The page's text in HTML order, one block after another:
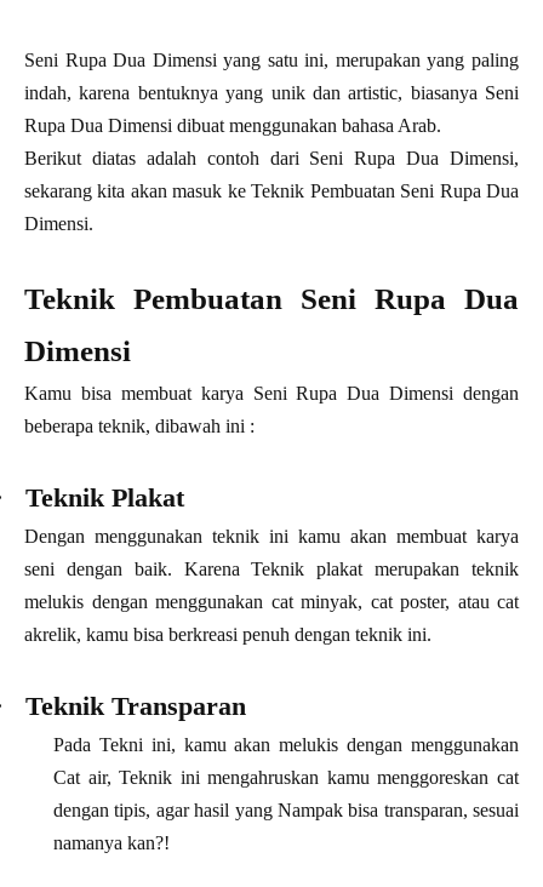
Seni Rupa Dua Dimensi yang satu ini, merupakan yang paling
indah, karena bentuknya yang unik dan artistic, biasanya Seni
Rupa Dua Dimensi dibuat menggunakan bahasa Arab.
Berikut diatas adalah contoh dari Seni Rupa Dua Dimensi,
sekarang kita akan masuk ke Teknik Pembuatan Seni Rupa Dua
Dimensi.
Teknik Pembuatan Seni Rupa Dua
Dimensi
Kamu bisa membuat karya Seni Rupa Dua Dimensi dengan
beberapa teknik, dibawah ini :
Teknik Plakat
Dengan menggunakan teknik ini kamu akan membuat karya
seni dengan baik. Karena Teknik plakat merupakan teknik
melukis dengan menggunakan cat minyak, cat poster, atau cat
akrelik, kamu bisa berkreasi penuh dengan teknik ini.
Teknik Transparan
Pada Tekni ini, kamu akan melukis dengan menggunakan
Cat air, Teknik ini mengahruskan kamu menggoreskan cat
dengan tipis, agar hasil yang Nampak bisa transparan, sesuai
namanya kan?!